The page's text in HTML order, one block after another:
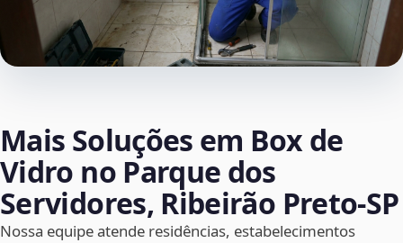
Mais Soluções em Box de
Vidro no Parque dos
Servidores, Ribeirão Preto‑SP
Nossa equipe atende residências, estabelecimentos